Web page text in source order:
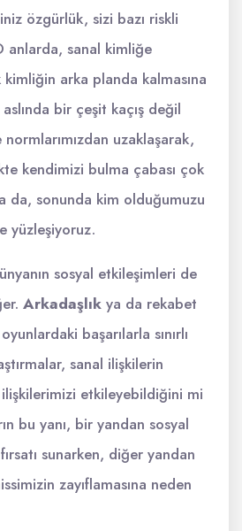
özgürlük, sizi bazı riskli
anlarda, sanal kimliğe
arka planda kalmasına
bir çeşit kaçış değil
uzaklaşarak,
kendimizi bulma çabası çok
da, sonunda kim olduğumuzu
yüzleşiyoruz.
sosyal etkileşimleri de
Arkadaşlık ya da rekabet
başarılarla sınırlı
sanal ilişkilerin
etkileyebildiğini mi
bu yanı, bir yandan sosyal
sunarken, diğer yandan
zayıflamasına neden